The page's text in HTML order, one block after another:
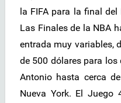
la FIFA para la final
Las Finales de la NBA
entrada muy variables,
de 500 dólares para
Antonio hasta cerca
Nueva York. El Juego